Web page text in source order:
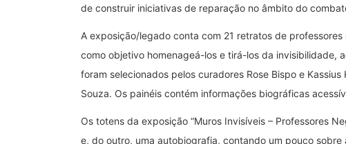
de construir iniciativas de reparação no âmbito do
A exposição/legado conta com 21 retratos de
como objetivo homenageá-los e tirá-los da invisibilidade,
foram selecionados pelos curadores Rose Bispo e
Souza. Os painéis contém informações biográficas
Os totens da exposição “Muros Invisíveis – Professores
e, do outro, uma autobiografia, contando um pouco